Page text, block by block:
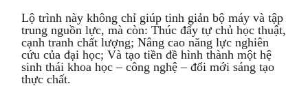
Lộ trình này không chỉ giúp tinh giản bộ máy và tập
trung nguồn lực, mà còn: Thúc đẩy tự chủ học thuật,
cạnh tranh chất lượng; Nâng cao năng lực nghiên
cứu của đại học; Và tạo tiền đề hình thành một hệ
sinh thái khoa học – công nghệ – đổi mới sáng tạo
thực chất.